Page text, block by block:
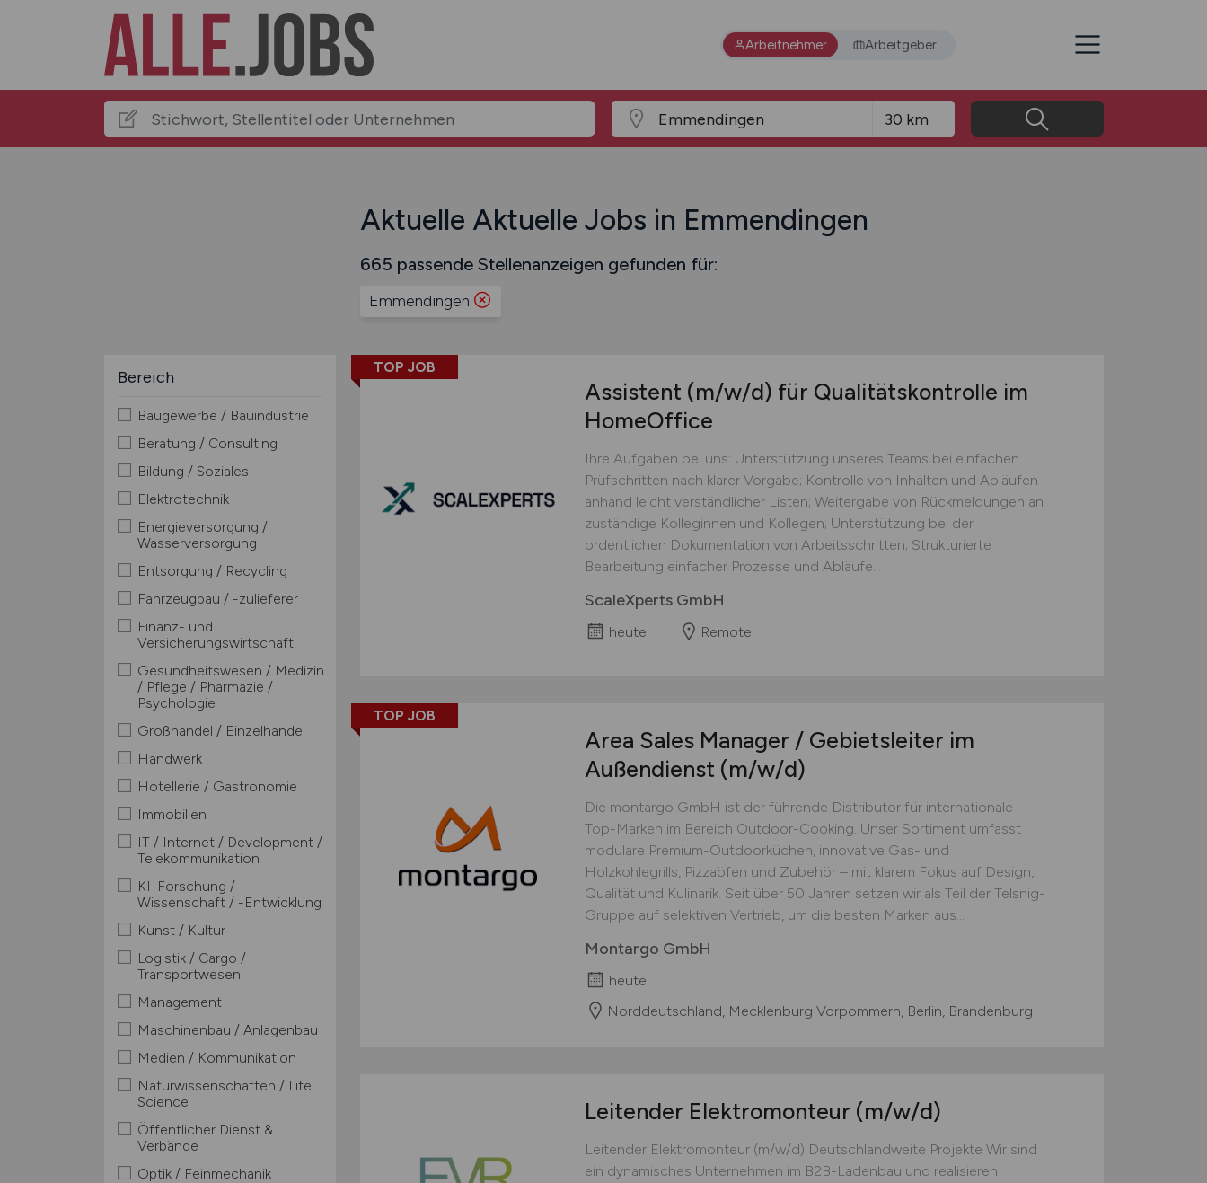
Arbeitnehmer Arbeitgeber
Aktuelle Aktuelle Jobs in Emmendingen
665 passende Stellenanzeigen gefunden für:
Emmendingen
Bereich
Baugewerbe / Bauindustrie
Beratung / Consulting
Bildung / Soziales
Elektrotechnik
Energieversorgung /
Wasserversorgung
Entsorgung / Recycling
Fahrzeugbau / -zulieferer
Finanz- und
Versicherungswirtschaft
Gesundheitswesen / Medizin
/ Pflege / Pharmazie /
Psychologie
Großhandel / Einzelhandel
Handwerk
Hotellerie / Gastronomie
Immobilien
IT / Internet / Development /
Telekommunikation
KI-Forschung / -
Wissenschaft / -Entwicklung
Kunst / Kultur
Logistik / Cargo /
Transportwesen
Management
Maschinenbau / Anlagenbau
Medien / Kommunikation
Naturwissenschaften / Life
Science
Öffentlicher Dienst &
Verbände
Optik / Feinmechanik
TOP JOB
Assistent (m/w/d) für Qualitätskontrolle im
HomeOffice
Ihre Aufgaben bei uns: Unterstützung unseres Teams bei einfachen
Prüfschritten nach klarer Vorgabe; Kontrolle von Inhalten und Abläufen
anhand leicht verständlicher Listen; Weitergabe von Rückmeldungen an
zuständige Kolleginnen und Kollegen; Unterstützung bei der
ordentlichen Dokumentation von Arbeitsschritten; Strukturierte
Bearbeitung einfacher Prozesse und Abläufe...
ScaleXperts GmbH
heute Remote
TOP JOB
Area Sales Manager / Gebietsleiter im
Außendienst (m/w/d)
Die montargo GmbH ist der führende Distributor für internationale
Top-Marken im Bereich Outdoor-Cooking. Unser Sortiment umfasst
modulare Premium-Outdoorküchen, innovative Gas- und
Holzkohlegrills, Pizzaöfen und Zubehör – mit klarem Fokus auf Design,
Qualität und Kulinarik. Seit über 50 Jahren setzen wir als Teil der Telsnig-
Gruppe auf selektiven Vertrieb, um die besten Marken aus...
Montargo GmbH
heute
Norddeutschland, Mecklenburg Vorpommern, Berlin, Brandenburg
Leitender Elektromonteur (m/w/d)
Leitender Elektromonteur (m/w/d) Deutschlandweite Projekte Wir sind
ein dynamisches Unternehmen im B2B-Ladenbau und realisieren